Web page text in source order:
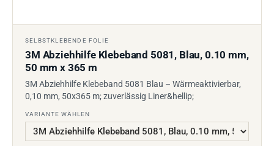
SELBSTKLEBENDE FOLIE
3M Abziehhilfe Klebeband 5081, Blau, 0.10 mm,
50 mm x 365 m
3M Abziehhilfe Klebeband 5081 Blau – Wärmeaktivierbar,
0,10 mm, 50x365 m; zuverlässig Liner&hellip;
VARIANTE WÄHLEN